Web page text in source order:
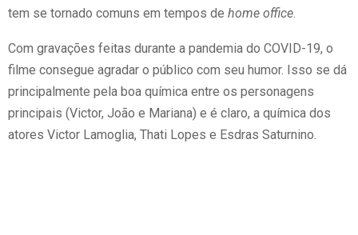
tem se tornado comuns em tempos de home office
Com gravações feitas durante a pandemia do COVID-19, o
filme consegue agradar o público com seu humor. Isso se dá
principalmente pela boa química entre os personagens
principais (Victor, João e Mariana) e é claro, a química dos
atores Victor Lamoglia, Thati Lopes e Esdras Saturnino.